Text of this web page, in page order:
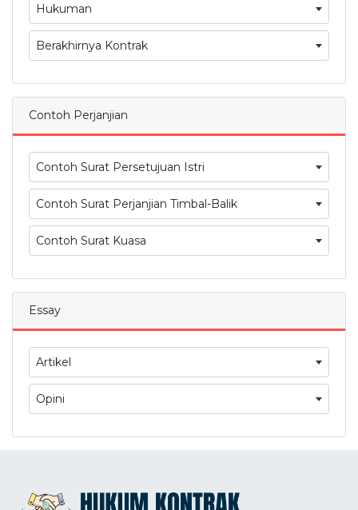
Hukuman
Berakhirnya Kontrak
Contoh Perjanjian
Contoh Surat Persetujuan Istri
Contoh Surat Perjanjian Timbal-Balik
Contoh Surat Kuasa
Essay
Artikel
Opini